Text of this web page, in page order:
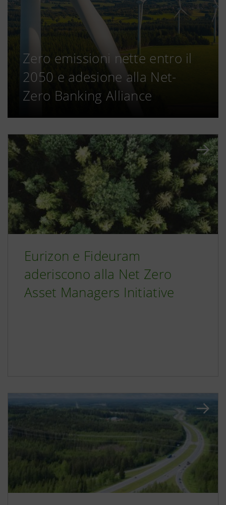
Zero emissioni nette entro il
2050 e adesione alla Net-
Zero Banking Alliance
Eurizon e Fideuram
aderiscono alla Net Zero
Asset Managers Initiative